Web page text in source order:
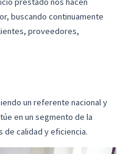
buscando continuamente
proveedores,
un referente nacional y
en un segmento de la
de calidad y eficiencia.